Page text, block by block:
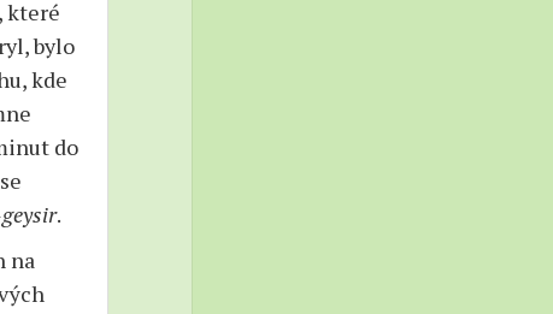
které
bylo
kde
do
.
na